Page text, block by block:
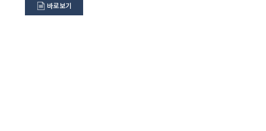
바로보기